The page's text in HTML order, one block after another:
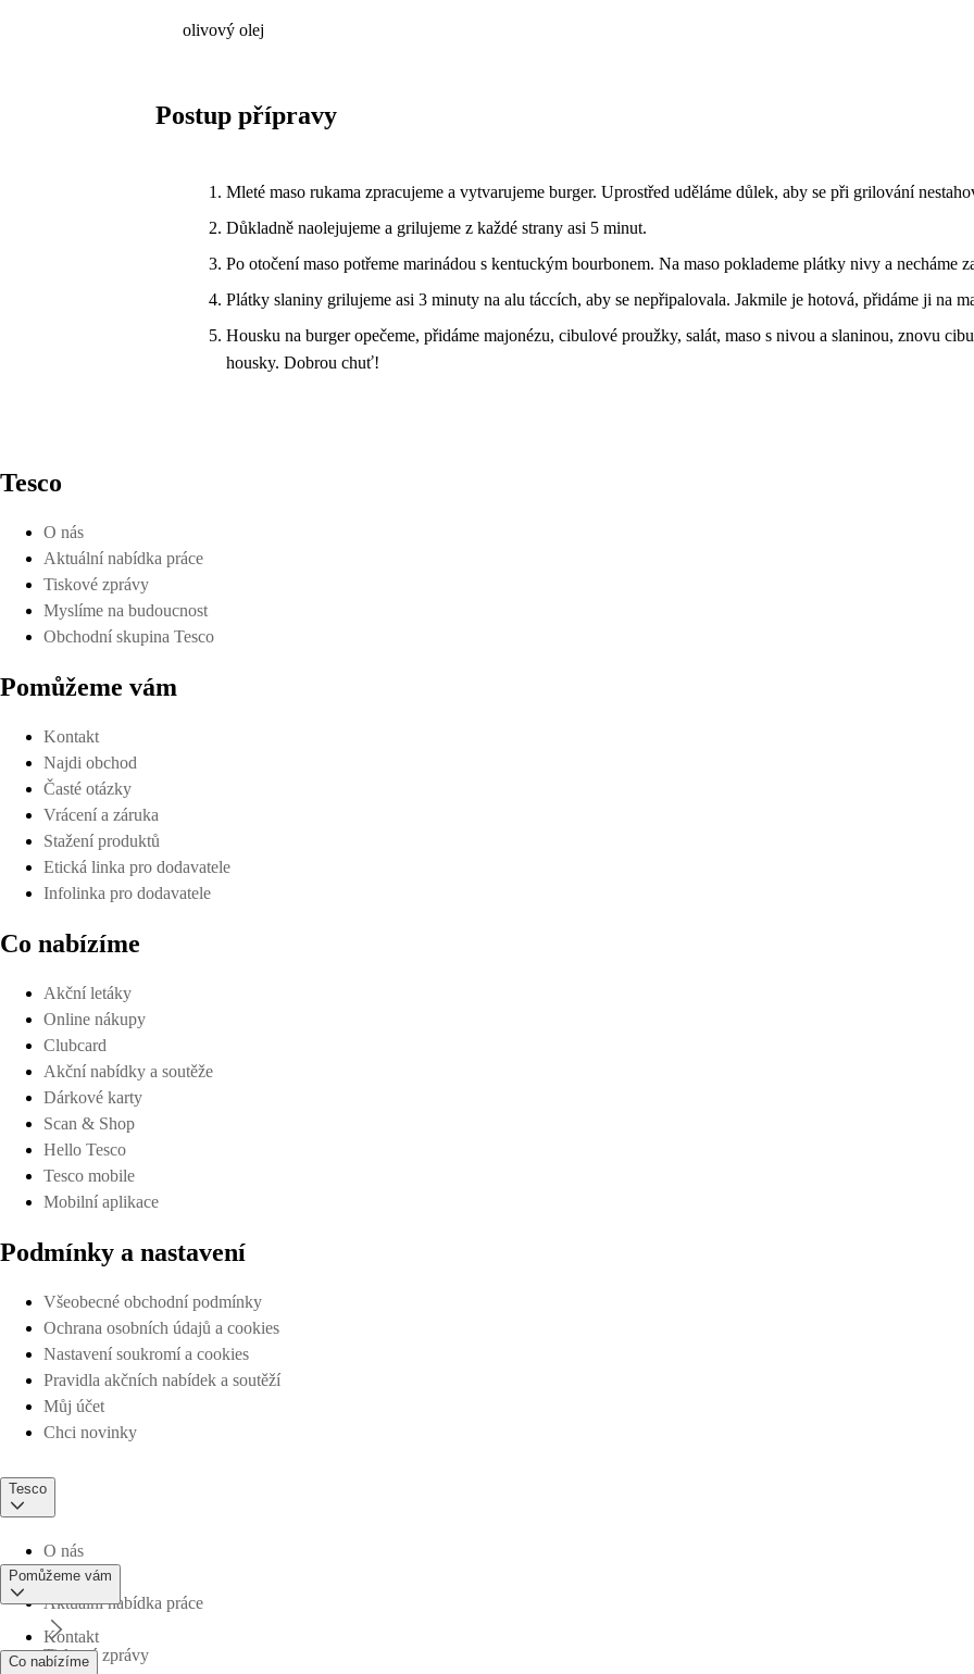
olivový olej
Postup přípravy
Mleté maso rukama zpracujeme a vytvarujeme burger. Uprostřed uděláme důlek, aby se při grilování
Důkladně naolejujeme a grilujeme z každé strany asi 5 minut.
Po otočení maso potřeme marinádou s kentuckým bourbonem. Na maso poklademe plátky nivy a necháme
Plátky slaniny grilujeme asi 3 minuty na alu táccích, aby se nepřipalovala. Jakmile je hotová, přidáme ji na
Housku na burger opečeme, přidáme majonézu, cibulové proužky, salát, maso s nivou a slaninou, znovu
housky. Dobrou chuť!
Tesco
O nás
Aktuální nabídka práce
Tiskové zprávy
Myslíme na budoucnost
Obchodní skupina Tesco
Pomůžeme vám
Kontakt
Najdi obchod
Časté otázky
Vrácení a záruka
Stažení produktů
Etická linka pro dodavatele
Infolinka pro dodavatele
Co nabízíme
Akční letáky
Online nákupy
Clubcard
Akční nabídky a soutěže
Dárkové karty
Scan & Shop
Hello Tesco
Tesco mobile
Mobilní aplikace
Podmínky a nastavení
Všeobecné obchodní podmínky
Ochrana osobních údajů a cookies
Nastavení soukromí a cookies
Pravidla akčních nabídek a soutěží
Můj účet
Chci novinky
Tesco
O nás
Aktuální nabídka práce
Tiskové zprávy
Pomůžeme vám
Kontakt
Co nabízíme